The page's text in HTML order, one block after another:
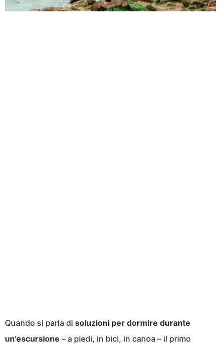
Quando si parla di soluzioni per dormire durante
un’escursione – a piedi, in bici, in canoa – il primo